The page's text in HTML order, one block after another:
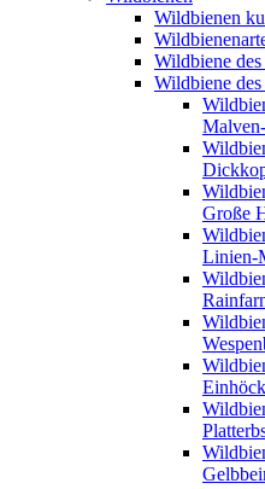
Wildbienen
Wildbiene des
Wildbiene
Große
Linien-